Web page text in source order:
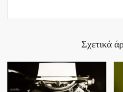
Σχετικά